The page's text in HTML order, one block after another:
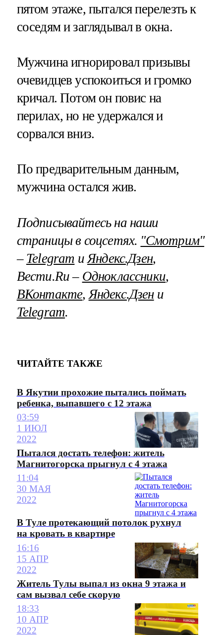
пятом этаже, пытался перелезть к
соседям и заглядывал в окна.
Мужчина игнорировал призывы
очевидцев успокоиться и громко
кричал. Потом он повис на
перилах, но не удержался и
сорвался вниз.
По предварительным данным,
мужчина остался жив.
Подписывайтесь на наши
страницы в соцсетях. "Смотрим"
– Telegram и Яндекс.Дзен,
Вести.Ru – Одноклассники,
ВКонтакте, Яндекс.Дзени
Telegram.
ЧИТАЙТЕ ТАКЖЕ
В Якутии прохожие пытались поймать
ребенка, выпавшего с 12 этажа
03:59
1 ИЮЛ
2022
Пытался достать телефон: житель
Магнитогорска прыгнул с 4 этажа
11:04
30 МАЯ
2022
В Туле протекающий потолок рухнул
на кровать в квартире
16:16
15 АПР
2022
Житель Тулы выпал из окна 9 этажа и
сам вызвал себе скорую
18:33
10 АПР
2022